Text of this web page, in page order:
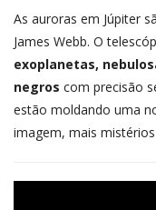
As auroras em Júpiter
James Webb. O
exoplanetas,
negros com precisão
estão moldando uma
imagem, mais